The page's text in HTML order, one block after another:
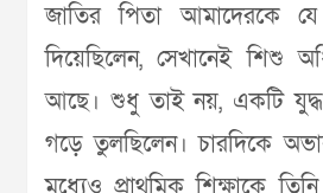
জাতির পিতা আমাদেরকে
দিয়েছিলেন, সেখানেই শিশু
আছে। শুধু তাই নয়, একটি যুদ্ধ
গড়ে তুলছিলেন। চারদিকে